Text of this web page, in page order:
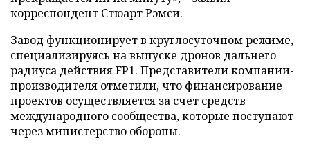
корреспондент Стюарт Рэмси.
Завод функционирует в круглосуточном режиме,
специализируясь на выпуске дронов дальнего
радиуса действия FP1. Представители компании-
производителя отметили, что финансирование
проектов осуществляется за счет средств
международного сообщества, которые поступают
через министерство обороны.